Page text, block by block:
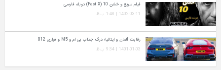
فیلم سریع و خشن 10 (Fast X) دوبله فارسی
1402-03-11 | 1:48 ب.ظ
رقابت آلمان و ایتالیا؛ درگ جذاب بی ام و M5 و فراری 812
1401-01-03 | 9:34 ب.ظ